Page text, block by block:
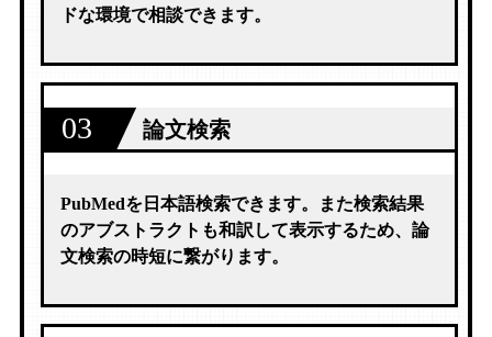
ドな環境で相談できます。
03 論文検索
PubMedを日本語検索できます。また検索結果
のアブストラクトも和訳して表示するため、論
文検索の時短に繋がります。